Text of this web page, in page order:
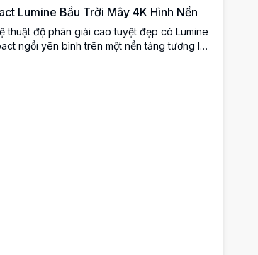
Lumine Bầu Trời Mây 4K Hình Nền
thuật độ phân giải cao tuyệt đẹp có Lumine
ngồi yên bình trên một nền tảng tương lai